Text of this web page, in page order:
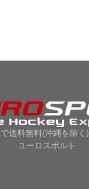
送料無料(沖縄を
ユーロスポルト